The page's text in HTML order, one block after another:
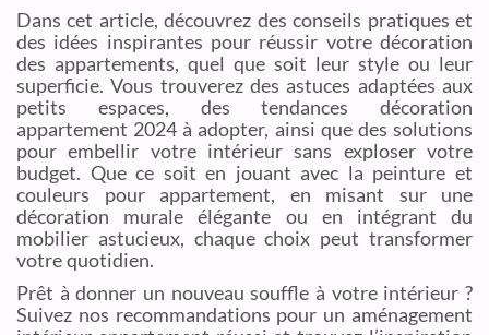
Dans cet article, découvrez des conseils pratiques et
des idées inspirantes pour réussir votre décoration
des appartements, quel que soit leur style ou leur
superficie. Vous trouverez des astuces adaptées aux
petits espaces, des tendances décoration
appartement 2024 à adopter, ainsi que des solutions
pour embellir votre intérieur sans exploser votre
budget. Que ce soit en jouant avec la peinture et
couleurs pour appartement, en misant sur une
décoration murale élégante ou en intégrant du
mobilier astucieux, chaque choix peut transformer
votre quotidien.
Prêt à donner un nouveau souffle à votre intérieur ?
Suivez nos recommandations pour un aménagement